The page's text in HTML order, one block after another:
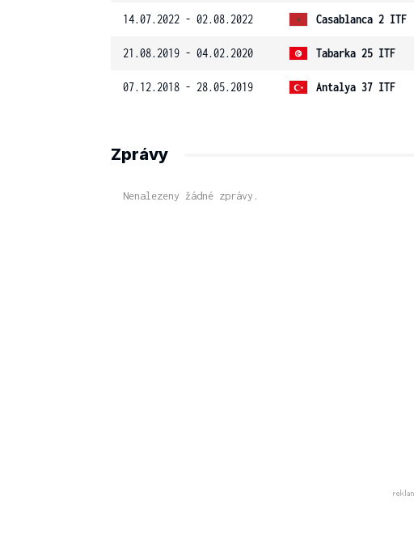
14.07.2022 - 02.08.2022 Casablanca 2 ITF
21.08.2019 - 04.02.2020 Tabarka 25 ITF
07.12.2018 - 28.05.2019 Antalya 37 ITF
Zprávy
Nenalezeny žádné zprávy.